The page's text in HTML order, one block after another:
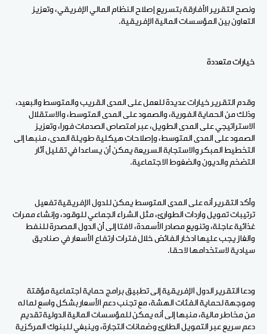
ونصح التقرير الأفارقة بتسريع إصلاح النظام المالي الإفريقي، وتعزيز
التعاون بين المؤسسات المالية الإفريقية.
خيارات متعددة
وقدم التقرير خيارات عديدة للعمل على المدى القريب والمتوسط والبعيد،
وذلك من الحماية الفورية، والصمود على المدى المتوسط، والاستقلال
الاستراتيجي على المدى الطويل، عبر امتصاص الصدمات فورا، وتعزيز
الصمود على المدى المتوسط، وإصلاحات هيكلية طويلة المدى، منبها إلى
التخطيط المبكر والاستجابة السريعة يمكن أن يساعدا في تقليل آثار
التضخم والديون والضغوط الاجتماعية.
وأكد التقرير أنه على المدى المتوسط يمكن للدول الإفريقية تفعيل
ترتيبات تمويل واردات الطوارئ، مثل الشراء الجماعي للوقود، وإنشاء ممرات
غذائية عاجلة، وتنويع مصادر الأسمدة، لافتا إلى أن الدول المصدرة للنفط
والغاز يجب عليها ادخار الفائض خلال فترات ارتفاع الأسعار في صناديق
سيادية لاستخدامها لاحقا.
ودعا التقرير الدول الإفريقية إلى تطبيق برامج حماية اجتماعية مؤقتة
وموجهة لحماية الفئات الهشة، مع تجنب دعم الأسعار بشكل واسع لما له
من مخاطر مالية، منبها إلى أنه يمكن للمؤسسات المالية الدولية تقديم
دعم سريع عبر التمويل الطارئ وضمانات التجارة، وينبغي للبنوك المركزية